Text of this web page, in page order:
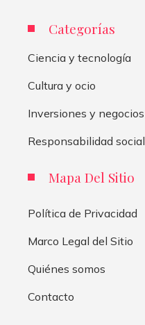
Categorías
Ciencia y tecnología
Cultura y ocio
Inversiones y negocios
Responsabilidad social
Mapa Del Sitio
Política de Privacidad
Marco Legal del Sitio
Quiénes somos
Contacto